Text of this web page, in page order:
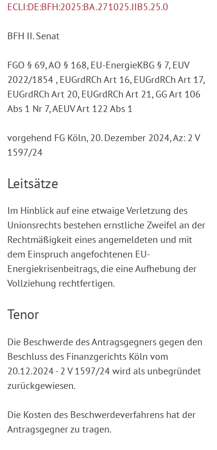
ECLI:DE:BFH:2025:BA.271025.IIB5.25.0
BFH II. Senat
FGO § 69, AO § 168, EU-EnergieKBG § 7, EUV
2022/1854 , EUGrdRCh Art 16, EUGrdRCh Art 17,
EUGrdRCh Art 20, EUGrdRCh Art 21, GG Art 106
Abs 1 Nr 7, AEUV Art 122 Abs 1
vorgehend FG Köln, 20. Dezember 2024, Az: 2 V
1597/24
Leitsätze
Im Hinblick auf eine etwaige Verletzung des
Unionsrechts bestehen ernstliche Zweifel an der
Rechtmäßigkeit eines angemeldeten und mit
dem Einspruch angefochtenen EU-
Energiekrisenbeitrags, die eine Aufhebung der
Vollziehung rechtfertigen.
Tenor
Die Beschwerde des Antragsgegners gegen den
Beschluss des Finanzgerichts Köln vom
20.12.2024 - 2 V 1597/24 wird als unbegründet
zurückgewiesen.
Die Kosten des Beschwerdeverfahrens hat der
Antragsgegner zu tragen.